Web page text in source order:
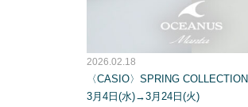
2026.02.18
〈CASIO〉SPRING COLLECTION
3月4日(水)→3月24日(火)